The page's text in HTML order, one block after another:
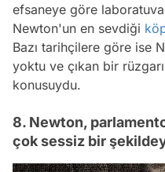
efsaneye göre
Newton'un en sevdiği
Bazı tarihçilere göre ise
yoktu ve çıkan bir
konusuydu.
8. Newton,
çok sessiz bir